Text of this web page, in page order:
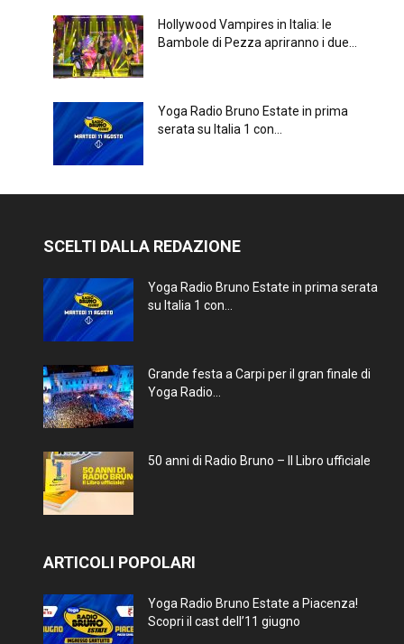
Hollywood Vampires in Italia: le
Bambole di Pezza apriranno i due...
Yoga Radio Bruno Estate in prima
serata su Italia 1 con...
SCELTI DALLA REDAZIONE
Yoga Radio Bruno Estate in prima serata
su Italia 1 con...
Grande festa a Carpi per il gran finale di
Yoga Radio...
50 anni di Radio Bruno – Il Libro ufficiale
ARTICOLI POPOLARI
Yoga Radio Bruno Estate a Piacenza!
Scopri il cast dell’11 giugno